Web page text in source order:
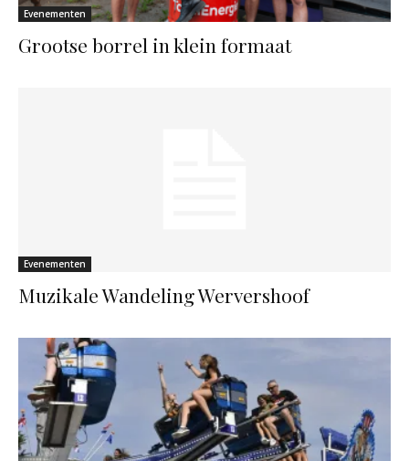
Evenementen
Grootse borrel in klein formaat
Evenementen
Muzikale Wandeling Wervershoof